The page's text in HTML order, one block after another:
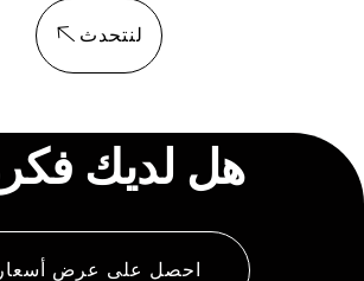
لنتحدث
هل لديك
احصل على عرض أسعار